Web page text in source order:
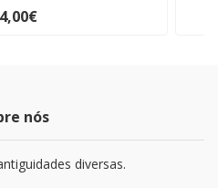
nós
diversas.